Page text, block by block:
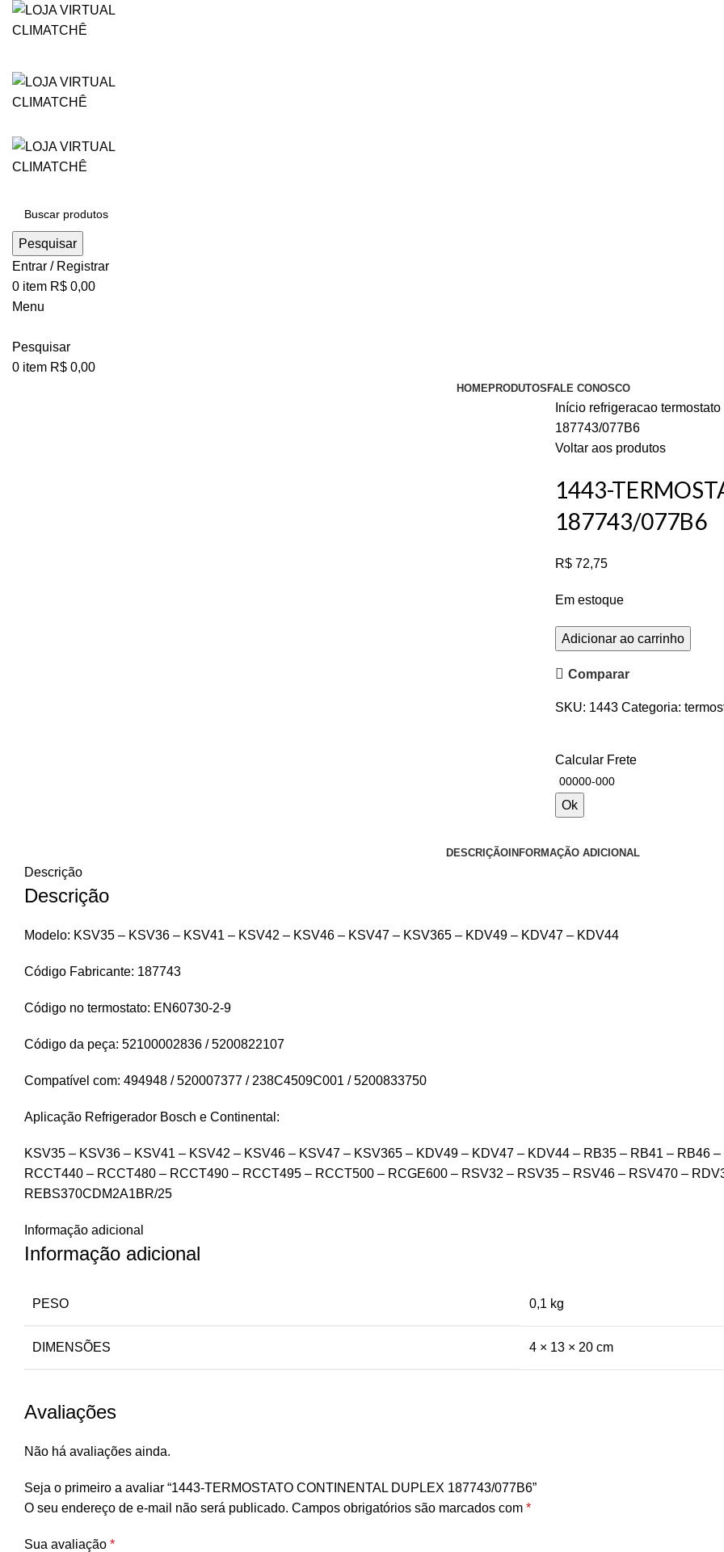
Pesquisar
Entrar / Registrar
0 item R$ 0,00
Menu
Pesquisar
0 item R$ 0,00
HOMEPRODUTOS FALE CONOSCO
Início refrigeracao termostato
187743/077B6
Voltar aos produtos
1443-
187743/077B6
R$ 72,75
Em estoque
Adicionar ao carrinho
Comparar
SKU: 1443 Categoria:
Calcular Frete
Ok
DESCRIÇÃO INFORMAÇÃO ADICIONAL
Descrição
Descrição
Modelo: KSV35 – KSV36 – KSV41 – KSV42 – KSV46 – KSV47 – KSV365 – KDV49 – KDV47 – KDV44
Código Fabricante: 187743
Código no termostato: EN60730-2-9
Código da peça: 52100002836 / 5200822107
Compatível com: 494948 / 520007377 / 238C4509C001 / 5200833750
Aplicação Refrigerador Bosch e Continental:
KSV35 – KSV36 – KSV41 – KSV42 – KSV46 – KSV47 – KSV365 – KDV49 – KDV47 – KDV44 – RB35 – RB41 – RB46
RCCT440 – RCCT480 – RCCT490 – RCCT495 – RCCT500 – RCGE600 – RSV32 – RSV35 – RSV46 – RSV470 –
REBS370CDM2A1BR/25
Informação adicional
Informação adicional
PESO 0,1 kg
DIMENSÕES 4 × 13 × 20 cm
Avaliações
Não há avaliações ainda.
Seja o primeiro a avaliar “1443-TERMOSTATO CONTINENTAL DUPLEX 187743/077B6”
O seu endereço de e-mail não será publicado. Campos obrigatórios são marcados com *
Sua avaliação *